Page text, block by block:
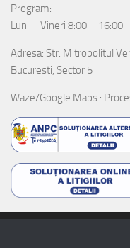
Program:
Luni – Vineri 8:00 – 16:00
Adresa: Str. Mitropolitul
Bucuresti, Sector 5
Waze/Google Maps :